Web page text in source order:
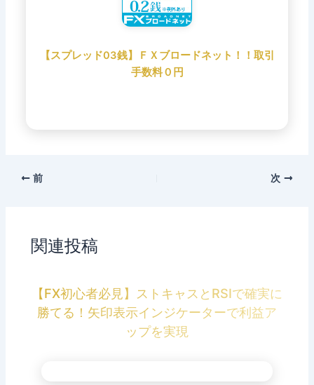
【スプレッド03銭】ＦＸブロードネット！！取引
手数料０円
前 次
関連投稿
【FX初心者必見】ストキャスとRSIで確実に
勝てる！矢印表示インジケーターで利益ア
ップを実現